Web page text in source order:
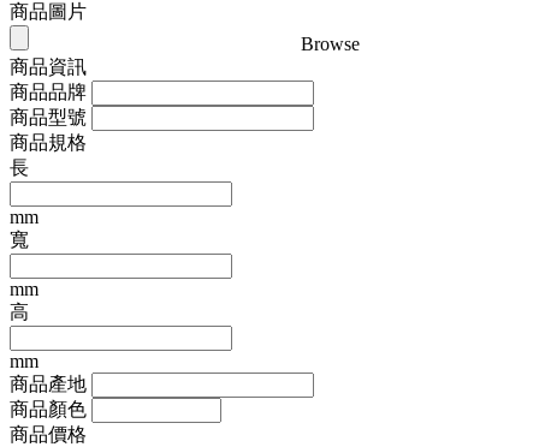
商品圖片
Browse
商品資訊
商品品牌
商品型號
商品規格
長
mm
寬
mm
高
mm
商品產地
商品顏色
商品價格